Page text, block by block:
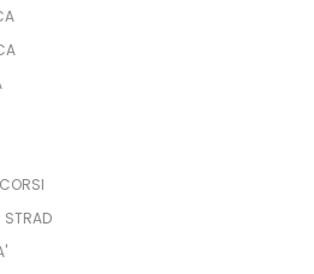
STRAD